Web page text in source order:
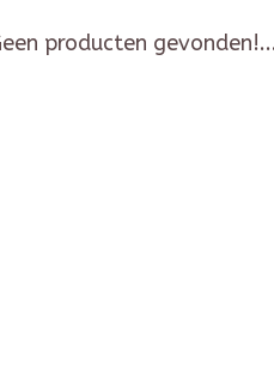
producten gevonden!...